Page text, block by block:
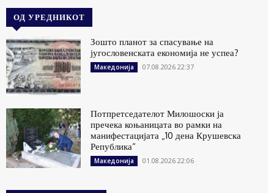
ОД УРЕДНИКОТ
Зошто планот за спасување на
југословенската економија не успеа?
Македонија 07.08.2026 22:37
Потпретседателот Милошоски ја
пречека коњаницата во рамки на
манифестацијата „10 дена Крушевска
Република“
Македонија 01.08.2026 22:06